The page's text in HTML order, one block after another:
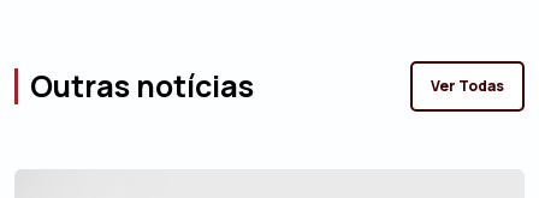
Outras notícias Ver Todas